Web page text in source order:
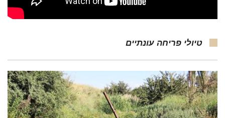
טיולי פריחה עונתיים